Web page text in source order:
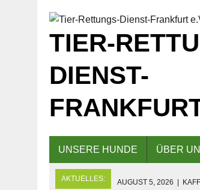
TIER-
DIENST-
UNSERE HUNDE ÜBER
AKTUELLES: AUGUST 5, 2026 |